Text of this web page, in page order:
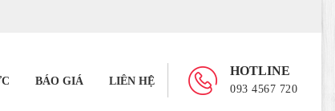
HOTLINE
093 4567 720
BÁO GIÁ LIÊN HỆ